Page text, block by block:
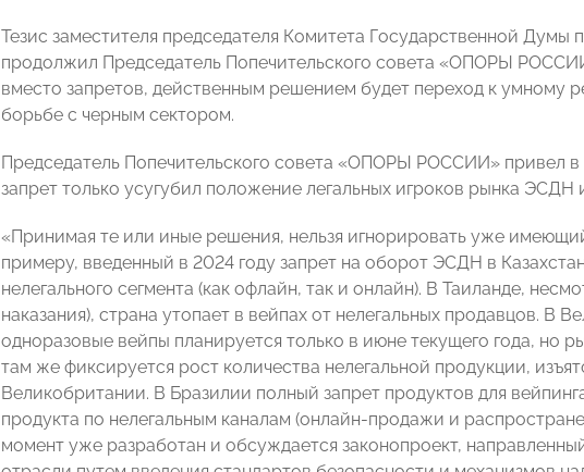
Тезис заместителя председателя Комитета Государственной
продолжил Председатель Попечительского совета «ОПОРЫ
вместо запретов, действенным решением будет переход к умному
борьбе с черным сектором.
Председатель Попечительского совета «ОПОРЫ РОССИИ» привел в
запрет только усугубил положение легальных игроков рынка
«Принимая те или иные решения, нельзя игнорировать уже
примеру, введенный в 2024 году запрет на оборот ЭСДН в
нелегального сегмента (как офлайн, так и онлайн). В Таиланде,
наказания), страна утопает в вейпах от нелегальных продавцов. В
одноразовые вейпы планируется только в июне текущего года, но
там же фиксируется рост количества нелегальной продукции,
Великобритании. В Бразилии полный запрет продуктов для
продукта по нелегальным каналам (онлайн-продажи и
момент уже разработан и обсуждается законопроект,